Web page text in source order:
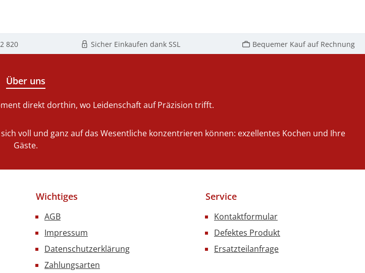
820 Sicher Einkaufen dank SSL Bequemer Kauf auf Rechnung
Über uns
direkt dorthin, wo Leidenschaft auf Präzision trifft.
voll und ganz auf das Wesentliche konzentrieren können: exzellentes Kochen und Ihre
Gäste.
Wichtiges
AGB
Impressum
Datenschutzerklärung
Zahlungsarten
Service
Kontaktformular
Defektes Produkt
Ersatzteilanfrage